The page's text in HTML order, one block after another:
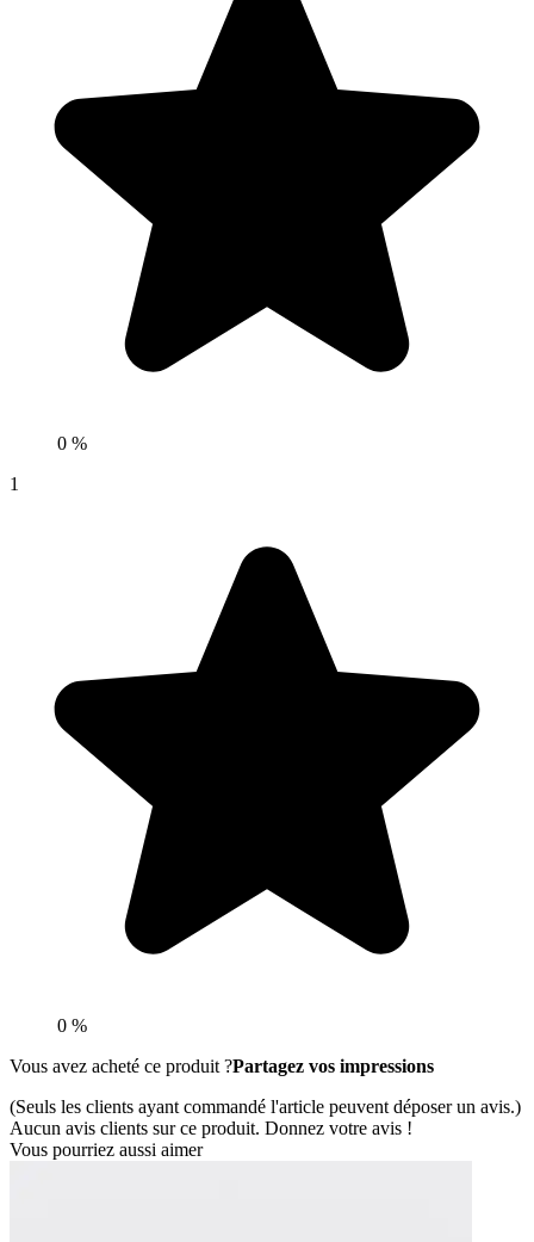
0 %
1
0 %
Vous avez acheté ce produit ?Partagez vos impressions
(Seuls les clients ayant commandé l'article peuvent déposer un avis.)
Aucun avis clients sur ce produit. Donnez votre avis !
Vous pourriez aussi aimer